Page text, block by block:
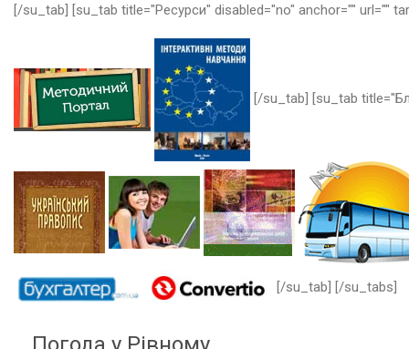
[/su_tab] [su_tab title="Ресурси" disabled="no" anchor="" url=""
[/su_tab] [su_tab
[/su_tab] [/su_tabs]